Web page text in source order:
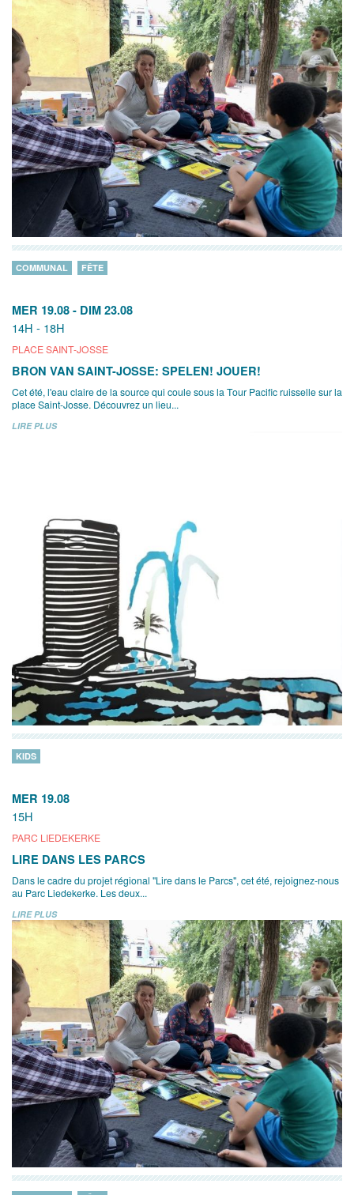
MER 19.08 - DIM 23.08
14H - 18H
PLACE SAINT-JOSSE
COMMUNAL FÊTE
BRON VAN SAINT-JOSSE: SPELEN! JOUER!
Cet été, l'eau claire de la source qui coule sous la Tour Pacific ruisselle sur la
place Saint-Josse. Découvrez un lieu...
LIRE PLUS
MER 19.08
15H
PARC LIEDEKERKE
KIDS
LIRE DANS LES PARCS
Dans le cadre du projet régional "Lire dans le Parcs", cet été, rejoignez-nous
au Parc Liedekerke. Les deux...
LIRE PLUS